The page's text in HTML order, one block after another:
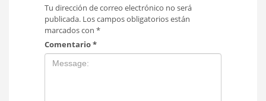
Tu dirección de correo electrónico no será
publicada. Los campos obligatorios están
marcados con *
Comentario*